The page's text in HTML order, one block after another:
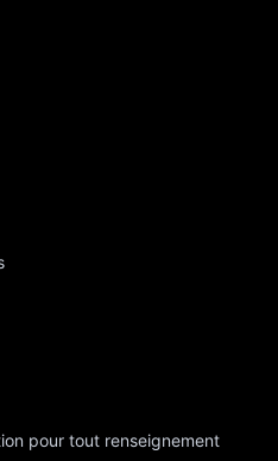
pour tout renseignement